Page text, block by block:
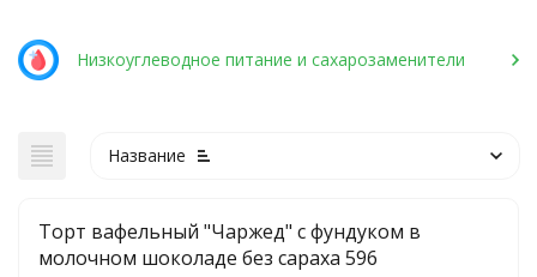
Низкоуглеводное питание и сахарозаменители
Название
Торт вафельный "Чаржед" с фундуком в
молочном шоколаде без сараха 596